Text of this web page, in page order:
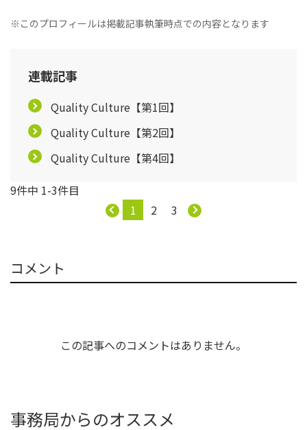
※このプロフィールは掲載記事執筆時点での内容となります
連載記事
Quality Culture【第1回】
Quality Culture【第2回】
Quality Culture【第4回】
9件中 1-3件目
1
2 3
コメント
この記事へのコメントはありません。
事務局からのオススメ